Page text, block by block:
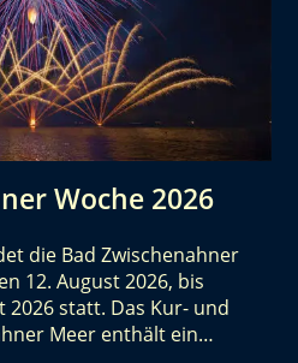
Woche 2026
die Bad Zwischenahner
12. August 2026, bis
2026 statt. Das Kur- und
Meer enthält ein…